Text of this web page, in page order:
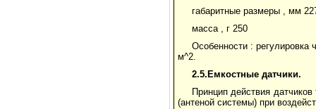
габаритные размеры , мм
масса , г 250
Особенности : регулировка
м^2.
2.5.Емкостные датчики.
Принцип действия
(антеной системы) при